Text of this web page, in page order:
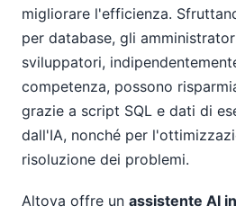
migliorare l'efficienza.
per database, gli
sviluppatori,
competenza, possono
grazie a script SQL e dati di
dall'IA, nonché per
risoluzione dei problemi.
Altova offre un assistente AI